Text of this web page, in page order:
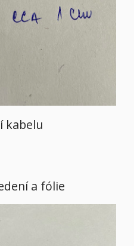
kabelu
a fólie